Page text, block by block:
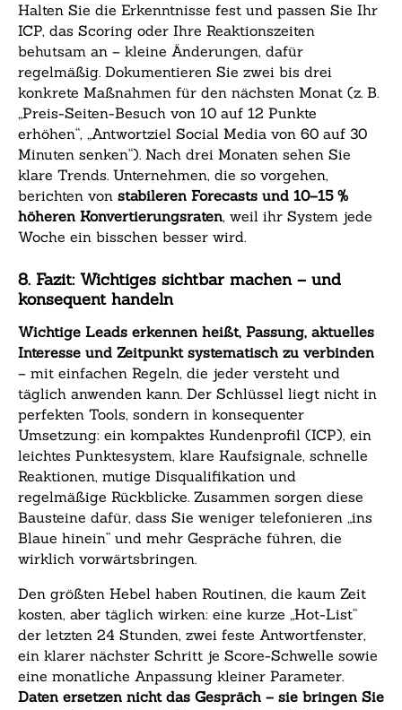
Halten Sie die Erkenntnisse fest und passen Sie Ihr
ICP, das Scoring oder Ihre Reaktionszeiten
behutsam an – kleine Änderungen, dafür
regelmäßig. Dokumentieren Sie zwei bis drei
konkrete Maßnahmen für den nächsten Monat (z. B.
„Preis-Seiten-Besuch von 10 auf 12 Punkte
erhöhen“, „Antwortziel Social Media von 60 auf 30
Minuten senken“). Nach drei Monaten sehen Sie
klare Trends. Unternehmen, die so vorgehen,
berichten von stabileren Forecasts und 10–15 %
höheren Konvertierungsraten, weil ihr System jede
Woche ein bisschen besser wird.
8. Fazit: Wichtiges sichtbar machen – und
konsequent handeln
Wichtige Leads erkennen heißt, Passung, aktuelles
Interesse und Zeitpunkt systematisch zu verbinden
– mit einfachen Regeln, die jeder versteht und
täglich anwenden kann. Der Schlüssel liegt nicht in
perfekten Tools, sondern in konsequenter
Umsetzung: ein kompaktes Kundenprofil (ICP), ein
leichtes Punktesystem, klare Kaufsignale, schnelle
Reaktionen, mutige Disqualifikation und
regelmäßige Rückblicke. Zusammen sorgen diese
Bausteine dafür, dass Sie weniger telefonieren „ins
Blaue hinein“ und mehr Gespräche führen, die
wirklich vorwärtsbringen.
Den größten Hebel haben Routinen, die kaum Zeit
kosten, aber täglich wirken: eine kurze „Hot-List“
der letzten 24 Stunden, zwei feste Antwortfenster,
ein klarer nächster Schritt je Score-Schwelle sowie
eine monatliche Anpassung kleiner Parameter.
Daten ersetzen nicht das Gespräch – sie bringen Sie